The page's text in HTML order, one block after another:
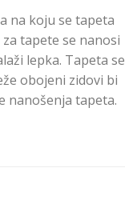
na koju se tapeta
tapete se nanosi
lepka. Tapeta se
obojeni zidovi bi
nanošenja tapeta.